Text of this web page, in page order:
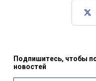
Подпишитесь, чтобы
новостей